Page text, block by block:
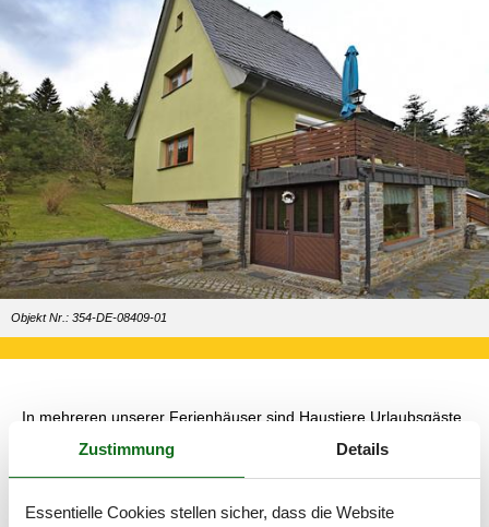
Objekt Nr.: 354-DE-08409-01
In mehreren unserer Ferienhäuser sind Haustiere Urlaubsgäste,
Grund, die Betreuung der in Pelz gekleideten Familienmitglieder
anderen zu überlassen. Verreisen Sie alle gemeinsam und
können.
Zustimmung Details
Essentielle Cookies stellen sicher, dass die Website